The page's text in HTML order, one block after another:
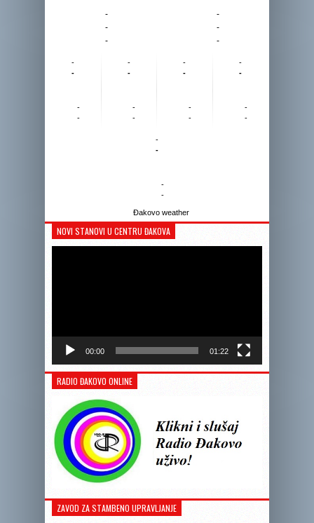
-
-
-
-
-
-
-
-
-
-
-
-
-
-
-
-
-
-
-
-
-
-
-
-
-
-
Đakovo weather
NOVI STANOVI U CENTRU ĐAKOVA
00:00 01:22
RADIO ĐAKOVO ONLINE
ZAVOD ZA STAMBENO UPRAVLJANJE